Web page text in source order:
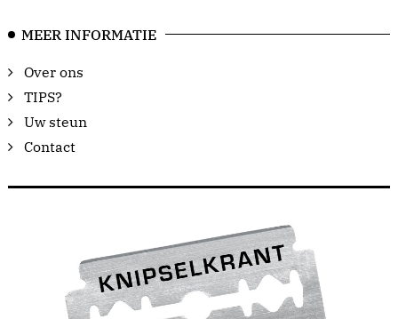
MEER INFORMATIE
Over ons
TIPS?
Uw steun
Contact